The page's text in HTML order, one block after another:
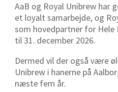
AaB og Royal Unibrew har
et loyalt samarbejde, og
som hovedpartner for
til 31. december 2026.
Dermed vil der også være
Unibrew i hanerne på
næste fem år.